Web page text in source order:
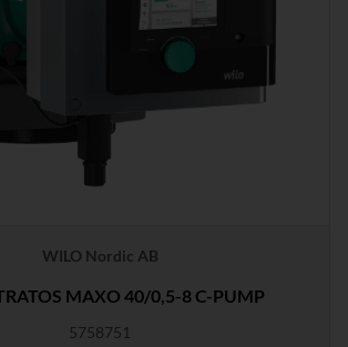
WILO Nordic AB
MAXO 40/0,5-8 C-PUMP
5758751